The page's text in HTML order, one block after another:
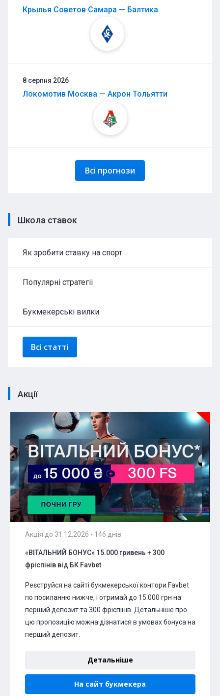
Крылья Советов Самара — Балтика
8 серпня 2026
Локомотив Москва — Акрон Тольятти
Всі прогнози
Школа ставок
Як зробити ставку на спорт
Популярні стратегії
Букмекерські вилки
Всі статті
Акції
Акція до 31.12.2026 - 146 днів
«ВІТАЛЬНИЙ БОНУС» 15.000 гривень + 300
фріспінів від БК Favbet
Реєструйся на сайті букмекерської контори Favbet
по посиланню нижче, і отримай до 15.000 грн на
перший депозит та 300 фріспінів. Детальніше про
цю пропозицію можна дізнатися в умовах бонуса на
перший депозит.
Детальніше
На сайт букмекера